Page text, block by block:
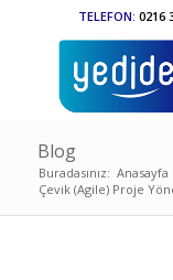
TELEFON: 0216
Blog
Buradasınız: Anasayfa
Çevik (Agile) Proje